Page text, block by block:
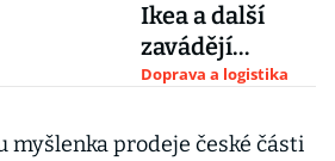
Ikea a další
zavádějí
placené
ho zneužívají a
Doprava a logistika
myšlenka prodeje české části